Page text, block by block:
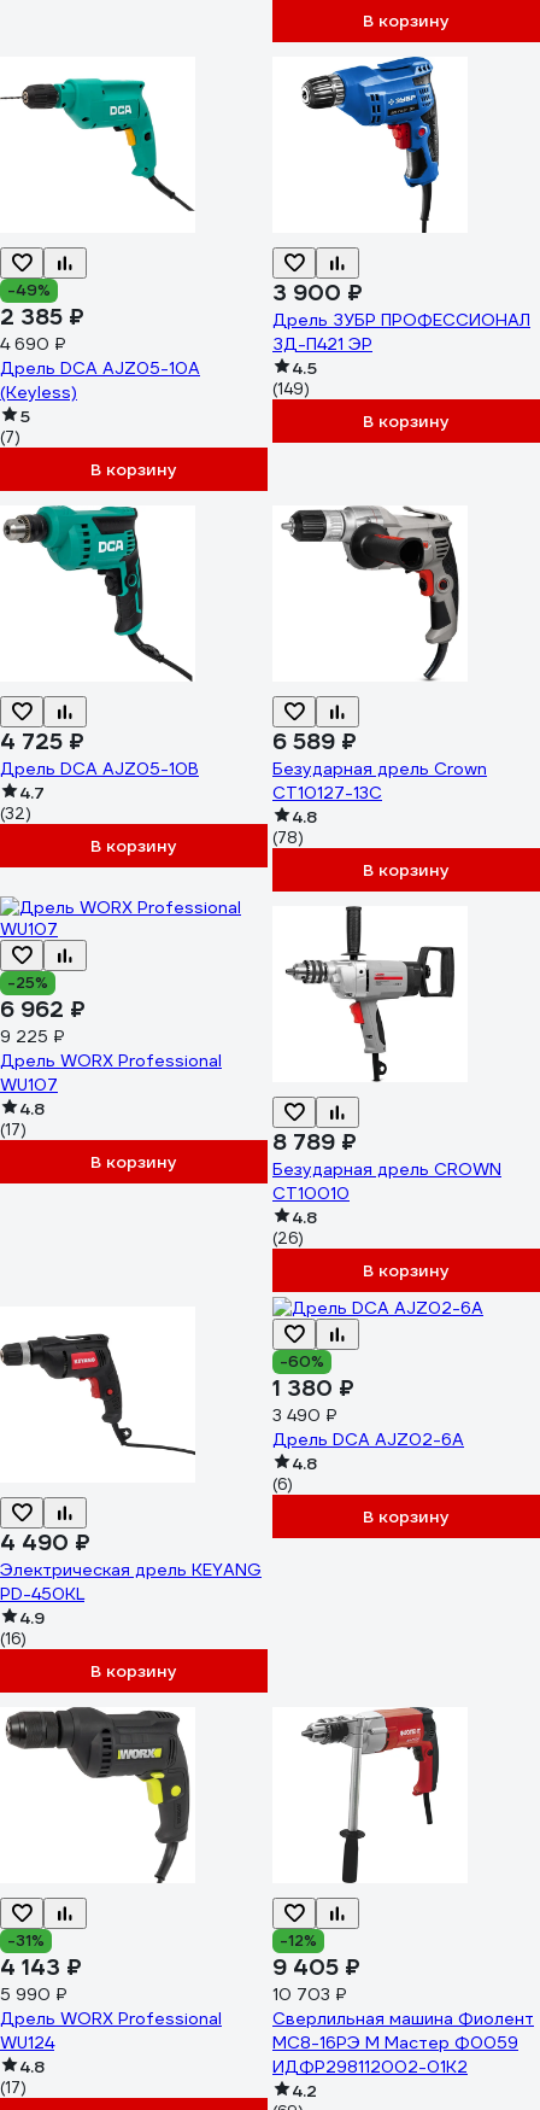
В корзину
-49%
2 385 ₽
4 690 ₽
Дрель DCA AJZ05-10A
(Keyless)
5
(7)
В корзину
3 900 ₽
Дрель ЗУБР ПРОФЕССИОНАЛ
ЗД-П421 ЭР
4.5
(149)
В корзину
4 725 ₽
Дрель DCA AJZ05-10B
4.7
(32)
В корзину
6 589 ₽
Безударная дрель Crown
CT10127-13C
4.8
(78)
В корзину
-25%
6 962 ₽
9 225 ₽
Дрель WORX Professional
WU107
4.8
(17)
В корзину
8 789 ₽
Безударная дрель CROWN
CT10010
4.8
(26)
В корзину
4 490 ₽
Электрическая дрель KEYANG
PD-450KL
4.9
(16)
В корзину
-60%
1 380 ₽
3 490 ₽
Дрель DCA AJZ02-6A
4.8
(6)
В корзину
-31%
4 143 ₽
5 990 ₽
Дрель WORX Professional
WU124
4.8
(17)
-12%
9 405 ₽
10 703 ₽
Сверлильная машина Фиолент
МС8-16РЭ М Мастер Ф0059
ИДФР298112002-01К2
4.2